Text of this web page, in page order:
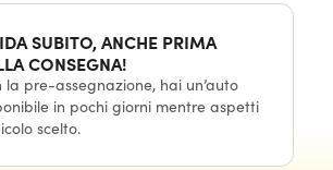
SUBITO, ANCHE PRIMA
CONSEGNA!
la pre-assegnazione, hai un’auto
in pochi giorni mentre aspetti
scelto.